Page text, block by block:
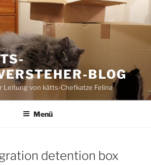
BLOG
Leitung von kätts-Chefkatze Felina
Menü
detention box